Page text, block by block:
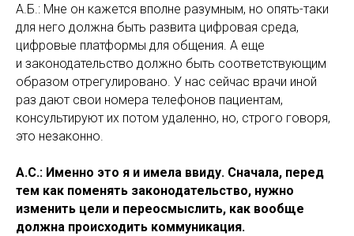
А.Б.: Мне он кажется вполне разумным, но опять-таки
для него должна быть развита цифровая среда,
цифровые платформы для общения. А еще
и законодательство должно быть соответствующим
образом отрегулировано. У нас сейчас врачи иной
раз дают свои номера телефонов пациентам,
консультируют их потом удаленно, но, строго говоря,
это незаконно.
А.С.: Именно это я и имела ввиду. Сначала, перед
тем как поменять законодательство, нужно
изменить цели и переосмыслить, как вообще
должна происходить коммуникация.